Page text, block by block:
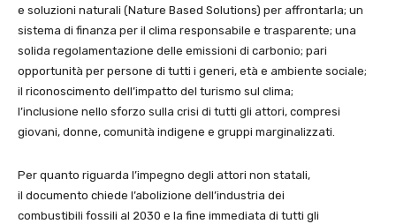
e soluzioni naturali (Nature Based Solutions) per affrontarla; un
sistema di finanza per il clima responsabile e trasparente; una
solida regolamentazione delle emissioni di carbonio; pari
opportunità per persone di tutti i generi, età e ambiente sociale;
il riconoscimento dell’impatto del turismo sul clima;
l’inclusione nello sforzo sulla crisi di tutti gli attori, compresi
giovani, donne, comunità indigene e gruppi marginalizzati.
Per quanto riguarda l’impegno degli attori non statali,
il documento chiede l’abolizione dell’industria dei
combustibili fossili al 2030 e la fine immediata di tutti gli